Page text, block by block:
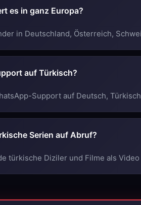
es in ganz Europa?
in Deutschland, Österreich,
auf Türkisch?
Support auf Deutsch,
Serien auf Abruf?
türkische Diziler und Filme als